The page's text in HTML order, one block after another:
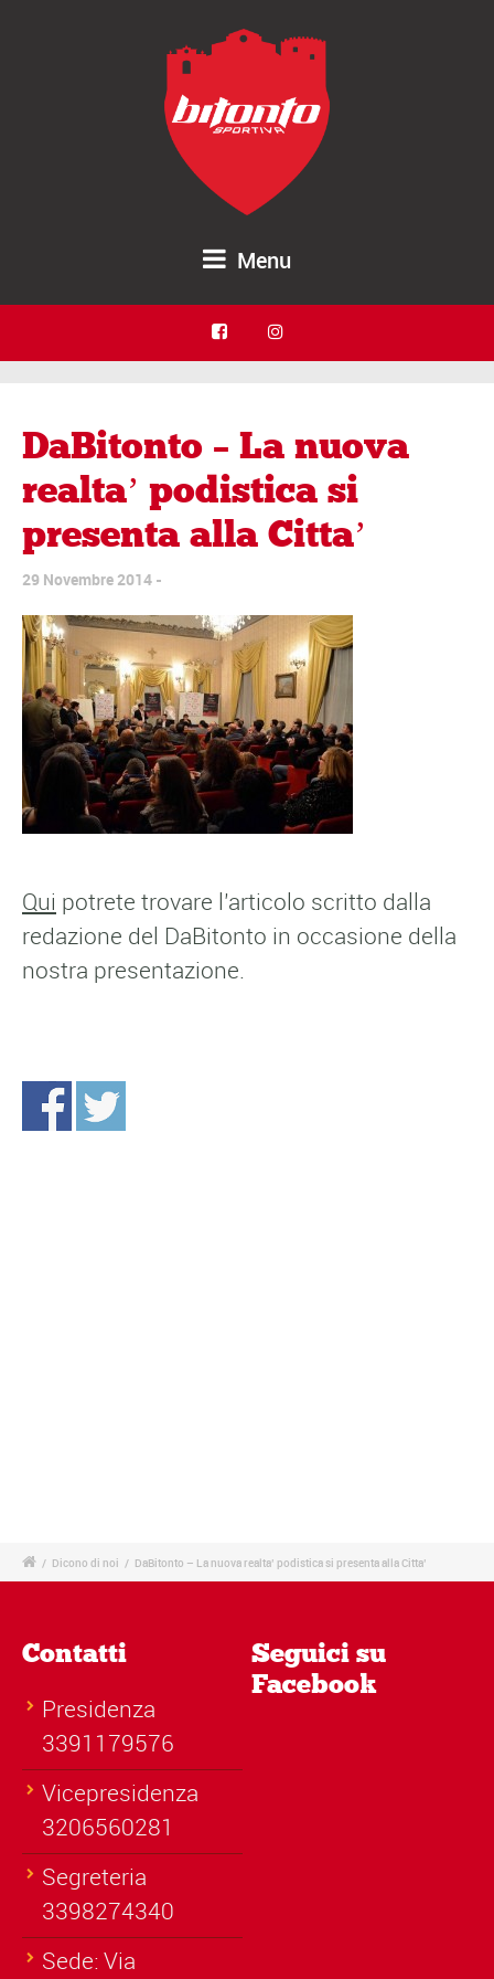
Menu
DaBitonto – La nuova
realta’ podistica si
presenta alla Citta’
29 Novembre 2014
Qui potrete trovare l’articolo scritto dalla
redazione del DaBitonto in occasione della
nostra presentazione.
/ Dicono di noi / DaBitonto – La nuova realta’ podistica si presenta alla Citta’
Contatti
Presidenza
3391179576
Vicepresidenza
3206560281
Segreteria
3398274340
Sede: Via
Seguici su
Facebook